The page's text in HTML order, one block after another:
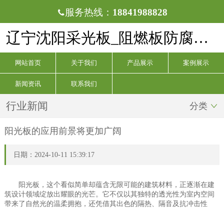
服务热线： 18841988828
辽宁沈阳采光板_阻燃板防腐板_阳光板厂家_文圣区新时代奇光建材采光板厂
网站首页 关于我们 产品展示 案例展示
新闻资讯 联系我们
行业新闻 分类 
阳光板的应用前景将更加广阔
日期：2024-10-11 15:39:17
阳光板，这个看似简单却蕴含无限可能的建筑材料，正逐渐在建
筑设计领域绽放出耀眼的光芒。它不仅以其独特的透光性为室内空间
带来了自然光的温柔拥抱，还凭借其出色的隔热、隔音及抗冲击性